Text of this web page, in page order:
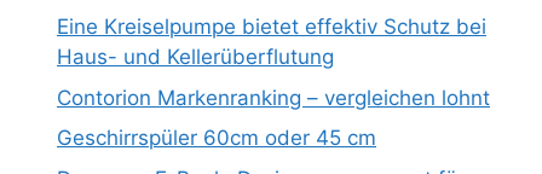
Eine Kreiselpumpe bietet effektiv Schutz bei
Haus- und Kellerüberflutung
Contorion Markenranking – vergleichen lohnt
Geschirrspüler 60cm oder 45 cm